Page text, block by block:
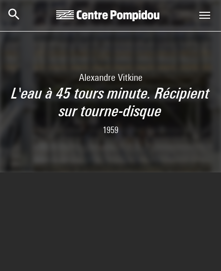
Alexandre Vitkine
L'eau à 45 tours minute. Récipient
sur tourne-disque
1959